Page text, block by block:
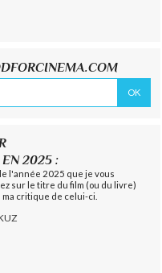
2025 :
l'année 2025 que je vous
sur le titre du film (ou du livre)
critique de celui-ci.